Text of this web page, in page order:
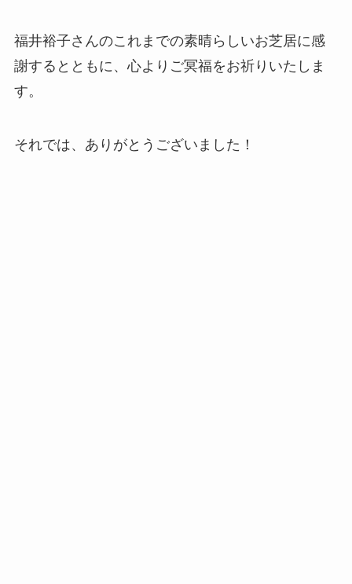
福井裕子さんのこれまでの素晴らしいお芝居に感
謝するとともに、心よりご冥福をお祈りいたしま
す。
それでは、ありがとうございました！